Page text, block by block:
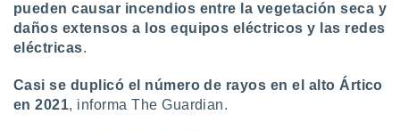
pueden causar incendios entre la vegetación seca y
daños extensos a los equipos eléctricos y las redes
eléctricas.
Casi se duplicó el número de rayos en el alto Ártico
en 2021, informa The Guardian.